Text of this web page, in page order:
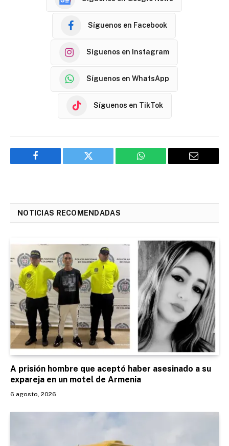
Síguenos en Facebook
Síguenos en Instagram
Síguenos en WhatsApp
Síguenos en TikTok
Facebook Twitter WhatsApp Email
NOTICIAS RECOMENDADAS
A prisión hombre que aceptó haber asesinado a su
expareja en un motel de Armenia
6 agosto, 2026